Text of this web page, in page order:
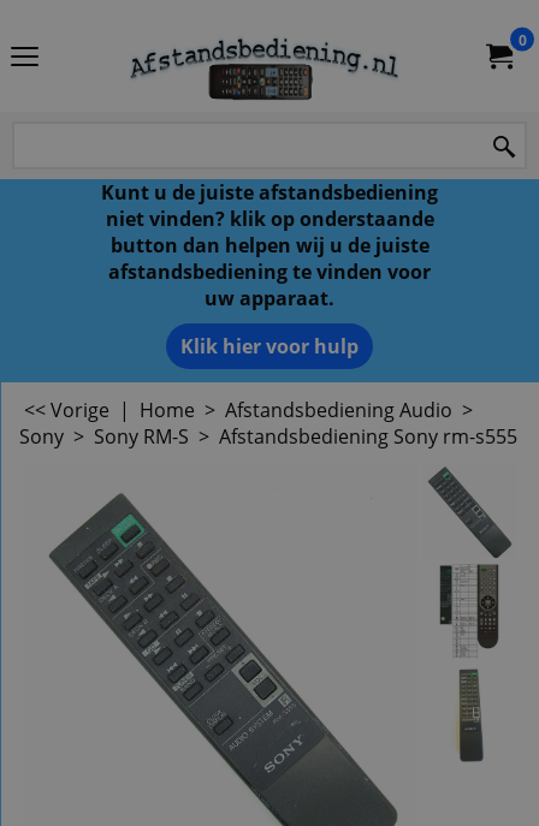
0
Kunt u de juiste afstandsbediening
niet vinden? klik op onderstaande
button dan helpen wij u de juiste
afstandsbediening te vinden voor
uw apparaat.
Klik hier voor hulp
<< Vorige | Home > Afstandsbediening Audio >
Sony > Sony RM-S > Afstandsbediening Sony rm-s555